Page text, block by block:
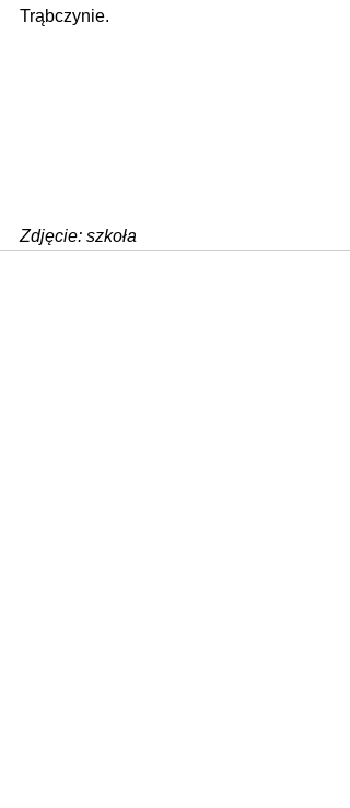
Trąbczynie.
Zdjęcie: szkoła